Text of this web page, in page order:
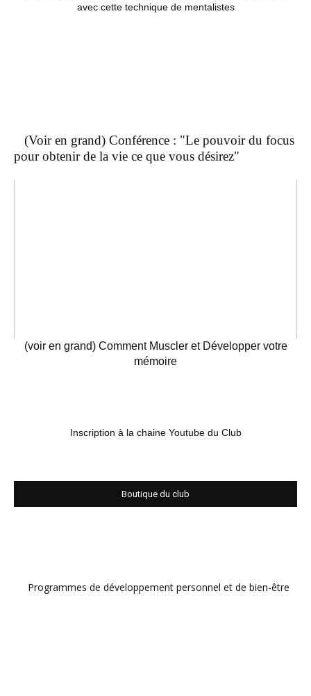
avec cette technique de mentalistes
(Voir en grand) Conférence : "Le pouvoir du focus
pour obtenir de la vie ce que vous désirez"
(voir en grand) Comment Muscler et Développer votre
mémoire
Inscription à la chaine Youtube du Club
Boutique du club
Programmes de développement personnel et de bien-être